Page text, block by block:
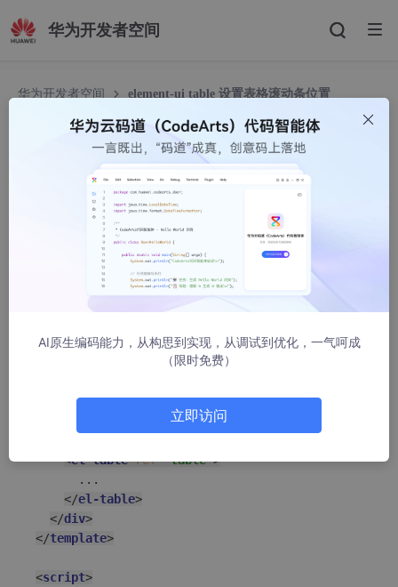
华为开发者空间
华为开发者空间 element-ui table 设置表格滚动条位置
element-ui table 设置表格滚动条位置
小志哥斯拉
5482人浏览 · 2023-03-01 08:32:26
在切换不同页面时（被 keep-alive 缓存的组件间切换），页面中
的element-ui table的滚动条位置没有停留在原来的位置。目前需
要切换不同的页面返回来后，滚动条保持在原来的位置。
代码：
template>
<el-table ref="table">
      ...
</el-table>
</div>
</template>
<script>
AI原生编码能力，从构思到实现，从调试到优化，一气呵成
（限时免费）
立即访问